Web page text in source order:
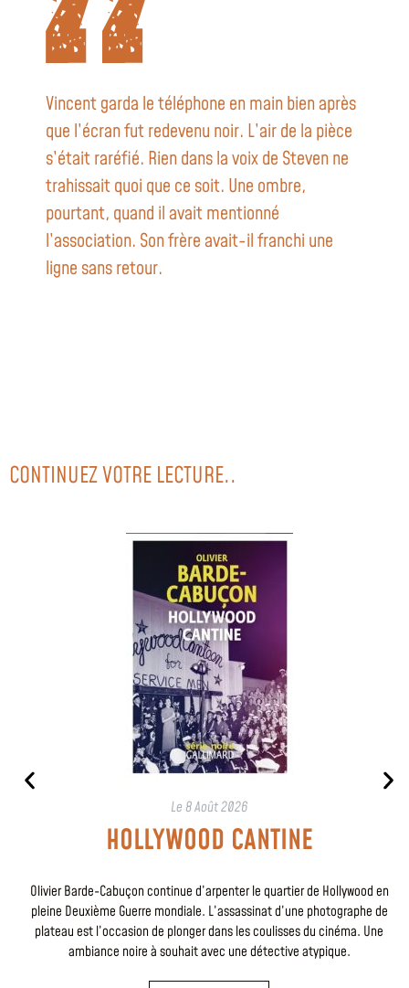
Vincent garda le téléphone en main bien après
que l’écran fut redevenu noir. L’air de la pièce
s’était raréfié. Rien dans la voix de Steven ne
trahissait quoi que ce soit. Une ombre,
pourtant, quand il avait mentionné
l’association. Son frère avait-il franchi une
ligne sans retour.
CONTINUEZ VOTRE LECTURE..
Le 8 Août 2026
HOLLYWOOD CANTINE
Olivier Barde-Cabuçon continue d’arpenter le quartier de Hollywood en
pleine Deuxième Guerre mondiale. L’assassinat d’une photographe de
plateau est l’occasion de plonger dans les coulisses du cinéma. Une
ambiance noire à souhait avec une détective atypique.